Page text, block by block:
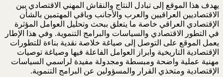
يهدف هذا الموقع إلى تبادل النتاج والنقاش المهني الاقتصادي بين
الاقتصاديين العراقيين والعرب والأجانب وباقي المهتمين بالشأن
الإقتصادي العراقي خاصة ما يتعلق ببحث وتحليل العوامل المؤثرة
في التطور الاقتصادي والسياسات والبرامج التنموية. وفي هذا الإطار
يعمل الموقع على التوصل إلى صياغة خلاصة نقدية بناءة للتطورات
الإقتصادية التاريخية وابراز العوامل الفاعلة فيها وصياغة توصيات
مهنية عملية واضحة ومبسطة ومجدولة مفيدة لراسمي السياسات
الإقتصادية ومتخذي القرار والمسؤولين عن البرامج التنموية.